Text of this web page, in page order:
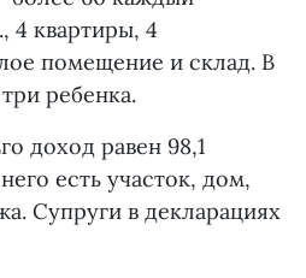
4 квартиры, 4
помещение и склад. В
ребенка.
доход равен 98,1
есть участок, дом,
Супруги в декларациях